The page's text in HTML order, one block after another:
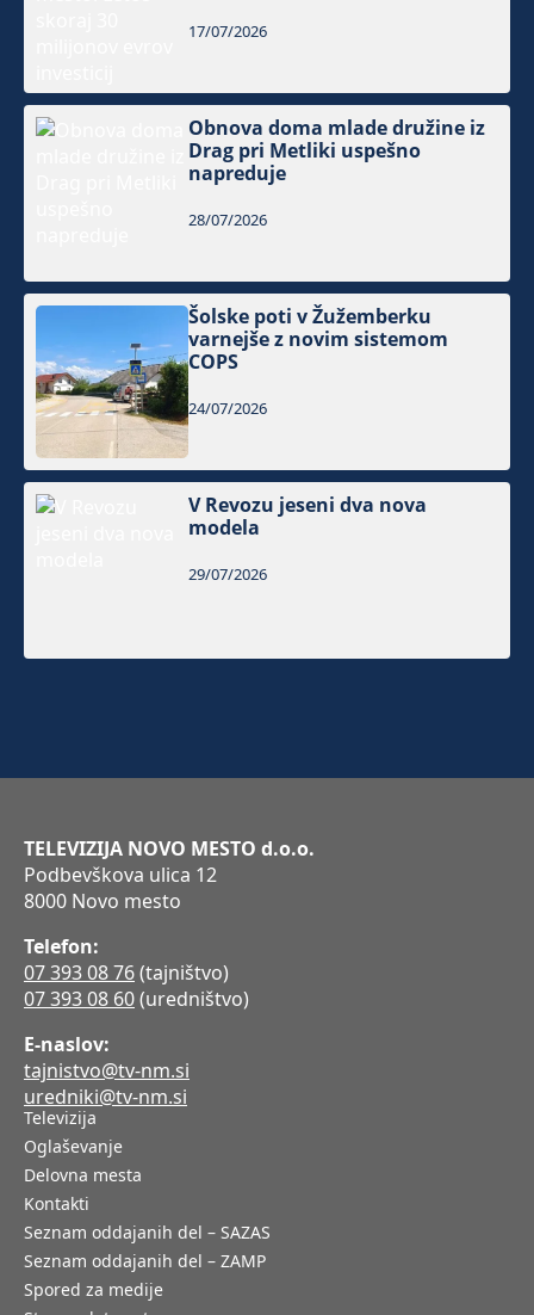
17/07/2026
Obnova doma mlade družine iz
Drag pri Metliki uspešno
napreduje
28/07/2026
Šolske poti v Žužemberku
varnejše z novim sistemom
COPS
24/07/2026
V Revozu jeseni dva nova
modela
29/07/2026
TELEVIZIJA NOVO MESTO d.o.o.
Podbevškova ulica 12
8000 Novo mesto
Telefon:
07 393 08 76(tajništvo)
07 393 08 60(uredništvo)
E-naslov:
tajnistvo@tv-nm.si
uredniki@tv-nm.si
Televizija
Oglaševanje
Delovna mesta
Kontakti
Seznam oddajanih del – SAZAS
Seznam oddajanih del – ZAMP
Spored za medije